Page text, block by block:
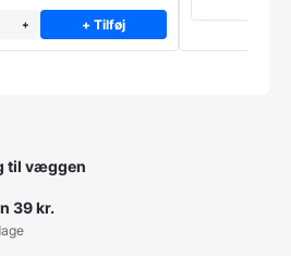
+ + Tilføj
til væggen
39 kr.